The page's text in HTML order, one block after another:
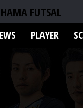
FUTSAL
PLAYER